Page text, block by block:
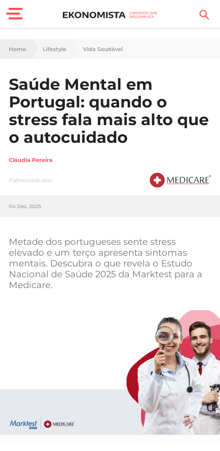
Finanças Pessoais
Carreira
Casa
Lifestyle
Sociedade
Tecnologia
Negócios
Mundial 2026
Home Lifestyle Vida Saudável
Saúde Mental em
Portugal: quando o
stress fala mais alto que
o autocuidado
Cláudia Pereira
Patrocinado por:
04 Dez, 2025
Metade dos portugueses sente stress
elevado e um terço apresenta sintomas
mentais. Descubra o que revela o Estudo
Nacional de Saúde 2025 da Marktest para a
Medicare.